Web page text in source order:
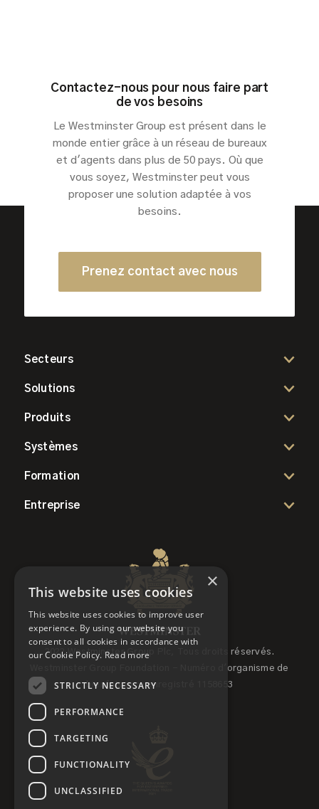
Contactez-nous pour nous faire part
de vos besoins
Le Westminster Group est présent dans le
monde entier grâce à un réseau de bureaux
et d'agents dans plus de 50 pays. Où que
vous soyez, Westminster peut vous
proposer une solution adaptée à vos
besoins.
Prenez contact avec nous
Secteurs
Solutions
Produits
Systèmes
Formation
Entreprise
2022 Westminster Group Plc, Tous droits réservés.
Westminster Group Foundation - Numéro d'organisme de
bienfaisance enregistré 1158653
×
This website uses cookies
This website uses cookies to improve user
experience. By using our website you
consent to all cookies in accordance with
our Cookie Policy. Read more
STRICTLY NECESSARY
PERFORMANCE
TARGETING
FUNCTIONALITY
UNCLASSIFIED